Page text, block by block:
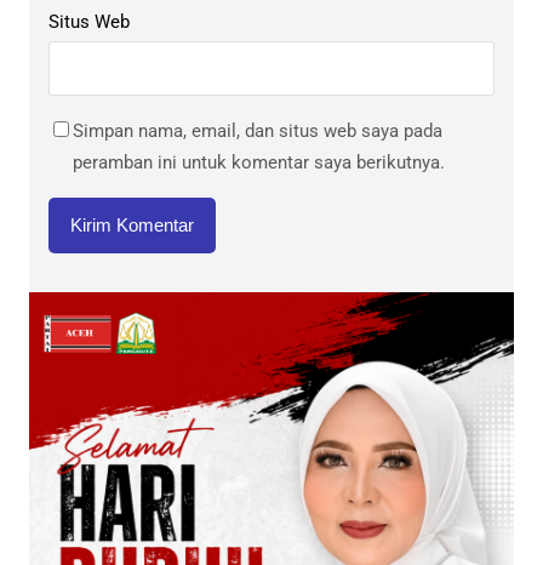
Situs Web
Simpan nama, email, dan situs web saya pada
peramban ini untuk komentar saya berikutnya.